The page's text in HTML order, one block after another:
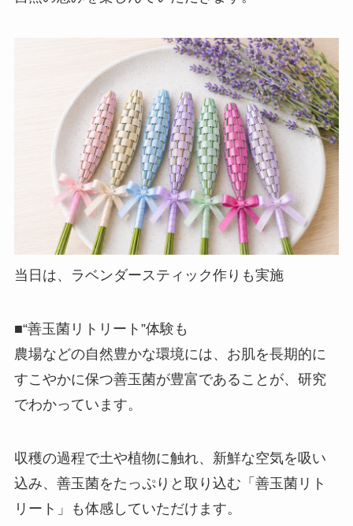
当日は、ラベンダースティック作りも実施
■“善玉菌リトリート”体験も
農場などの自然豊かな環境には、お肌を長期的に
すこやかに保つ善玉菌が豊富であることが、研究
でわかっています。
収穫の過程で土や植物に触れ、新鮮な空気を吸い
込み、善玉菌をたっぷりと取り込む「善玉菌リト
リート」も体感していただけます。